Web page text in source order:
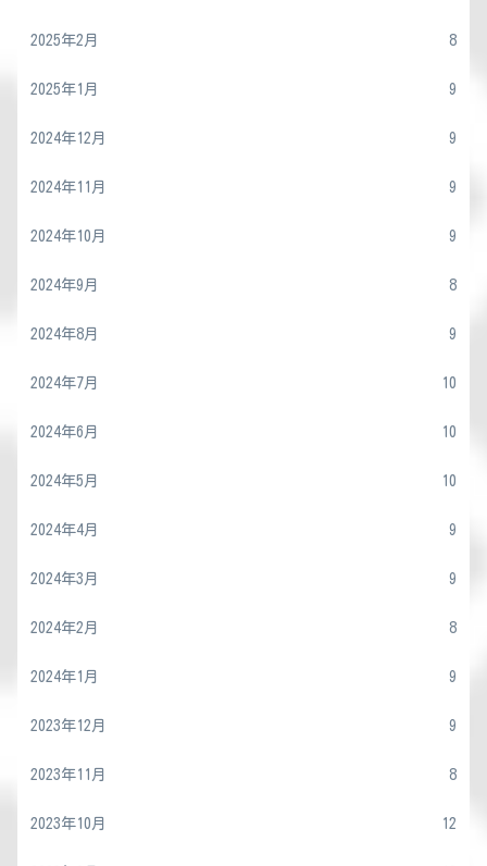
2025年2月 8
2025年1月 9
2024年12月 9
2024年11月 9
2024年10月 9
2024年9月 8
2024年8月 9
2024年7月 10
2024年6月 10
2024年5月 10
2024年4月 9
2024年3月 9
2024年2月 8
2024年1月 9
2023年12月 9
2023年11月 8
2023年10月 12